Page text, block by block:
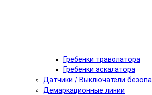
Гребенки траволатора
Гребенки эскалатора
Датчики / Выключатели
Демаркационные линии